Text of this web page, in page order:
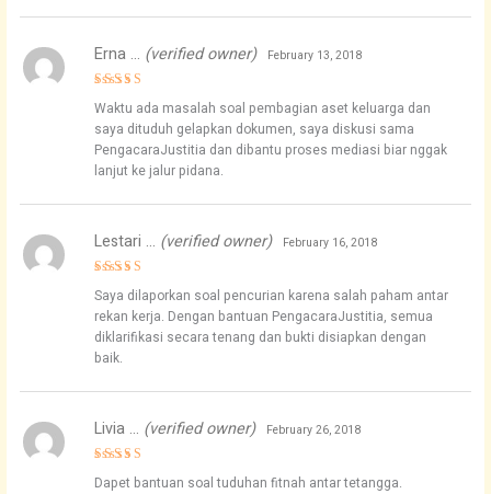
out of 5
Erna … (verified owner) February 13, 2018
Waktu ada masalah soal pembagian aset keluarga dan
saya dituduh gelapkan dokumen, saya diskusi sama
PengacaraJustitia dan dibantu proses mediasi biar nggak
lanjut ke jalur pidana.
out of 5
Lestari … (verified owner) February 16, 2018
Saya dilaporkan soal pencurian karena salah paham antar
rekan kerja. Dengan bantuan PengacaraJustitia, semua
diklarifikasi secara tenang dan bukti disiapkan dengan
baik.
Rated
out of 5
Livia … (verified owner) February 26, 2018
Dapet bantuan soal tuduhan fitnah antar tetangga.